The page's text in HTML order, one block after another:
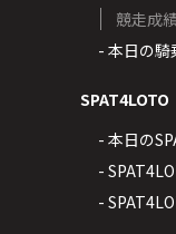
競走成
- 本日の騎
SPAT4LOTO
- 本日の
-
-